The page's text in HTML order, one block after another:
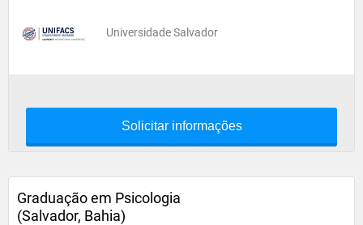
Universidade Salvador
Solicitar informações
Graduação em Psicologia
(Salvador, Bahia)